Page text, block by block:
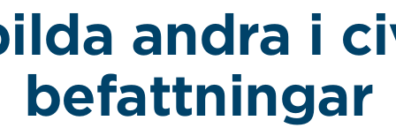
andra i
befattningar